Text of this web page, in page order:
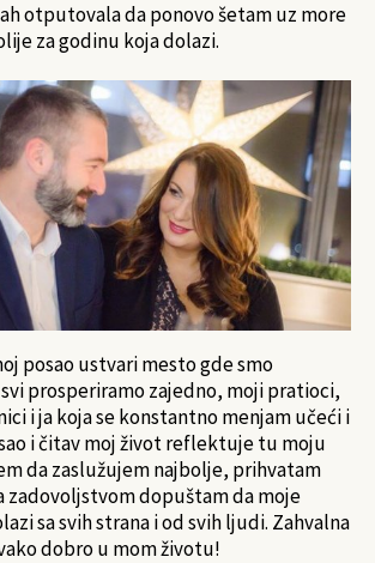
otputovala da ponovo šetam uz more
za godinu koja dolazi.
posao ustvari mesto gde smo
prosperiramo zajedno, moji pratioci,
i ja koja se konstantno menjam učeći i
i čitav moj život reflektuje tu moju
da zaslužujem najbolje, prihvatam
zadovoljstvom dopuštam da moje
sa svih strana i od svih ljudi. Zahvalna
dobro u mom životu!